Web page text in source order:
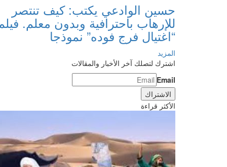
حسين الوادعي يكتب: كيف تنتصر
للإرهاب باحترافية وبدون معلم.
“اغتيال فرج فوده” نموذجا
المزيد
اشترك لتصلك آخر الأخبار والمقالات
Email
الأكثر قراءة